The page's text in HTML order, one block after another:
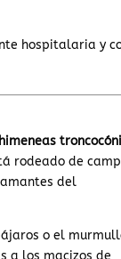
hospitalaria y
rodeado de
del
o el
a los macizos de